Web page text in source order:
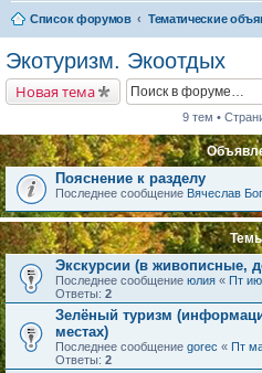
Список форумов Тематические
Экотуризм. Экоотдых
Новая тема
9 тем •
Пояснение к разделу
Последнее сообщение Вячеслав
Экскурсии (в живописные,
Последнее сообщение юлия « Пт
Ответы: 2
Зелёный туризм
местах)
Последнее сообщение gorec « Пт
Ответы: 2